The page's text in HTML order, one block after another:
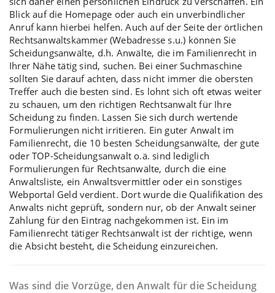
Blick auf die Homepage oder auch ein unverbindlicher
Anruf kann hierbei helfen. Auch auf der Seite der örtlichen
Rechtsanwaltskammer (Webadresse s.u.) können Sie
Scheidungsanwälte, d.h. Anwälte, die im Familienrecht in
Ihrer Nähe tätig sind, suchen. Bei einer Suchmaschine
sollten Sie darauf achten, dass nicht immer die obersten
Treffer auch die besten sind. Es lohnt sich oft etwas weiter
zu schauen, um den richtigen Rechtsanwalt für Ihre
Scheidung zu finden. Lassen Sie sich durch wertende
Formulierungen nicht irritieren. Ein guter Anwalt im
Familienrecht, die 10 besten Scheidungsanwälte, der gute
oder TOP-Scheidungsanwalt o.ä. sind lediglich
Formulierungen für Rechtsanwälte, durch die eine
Anwaltsliste, ein Anwaltsvermittler oder ein sonstiges
Webportal Geld verdient. Dort wurde die Qualifikation des
Anwalts nicht geprüft, sondern nur, ob der Anwalt seiner
Zahlung für den Eintrag nachgekommen ist. Ein im
Familienrecht tätiger Rechtsanwaltist der richtige, wenn
die Absicht besteht, die Scheidung einzureichen.
Was sind die Vorzüge, den Anwalt für die Scheidung